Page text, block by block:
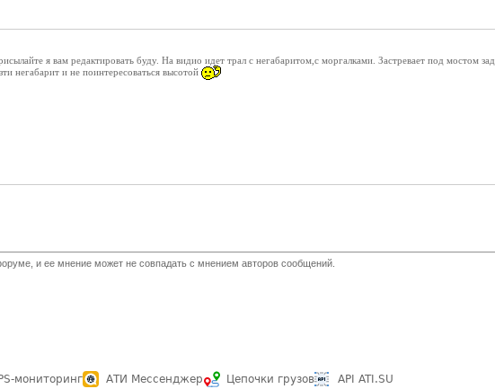
я вам редактировать буду. На видио идет трал с негабаритом,с моргалками. Застревает под мостом
негабарит и не поинтересоваться высотой
и ее мнение может не совпадать с мнением авторов сообщений.
мониторинг АТИ Мессенджер Цепочки грузов API ATI.SU